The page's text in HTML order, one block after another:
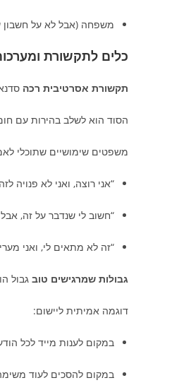
משפחה (אבל לא על חשבון
כלים לתקשורת
תקשורת אסרטיבית רכה
הסוד הוא לשלב בהירות עם
משפטים שימושיים שתוכלי
“אני רוצה, ואני לא פנויה
“חשוב לי שנדבר על זה,
“זה לא מתאים לי, ואני
גבולות שמרגישים טוב גבול
דוגמה אמיתית ליישום:
במקום לענות מייד לכל
במקום להסכים לעוד